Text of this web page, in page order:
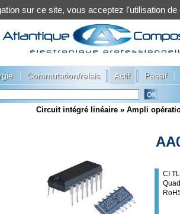
Commutation/relais Actif Passif
Circuit intégré linéaire » Ampli
CI
sur ce site, vous acceptez l'utilisation